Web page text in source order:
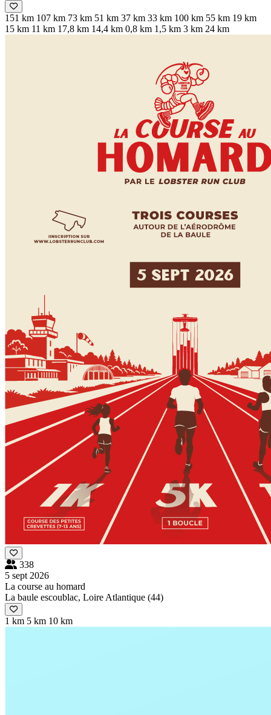
151 km 107 km 73 km 51 km 37 km 33 km 100 km 55 km 19 km
15 km 11 km 17,8 km 14,4 km 0,8 km 1,5 km 3 km 24 km
338
5 sept 2026
La course au homard
La baule escoublac, Loire Atlantique (44)
1 km 5 km 10 km